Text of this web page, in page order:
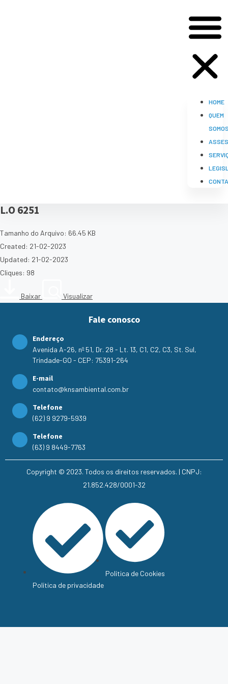
HOME
QUEM
L.O 6251
Tamanho do Arquivo: 66.45 KB
Created: 21-02-2023
Updated: 21-02-2023
Cliques: 98
Baixar Visualizar
Fale conosco
Endereço
Avenida A-26, nº 51, Dr. 28 - Lt. 13, C1, C2, C3, St. Sul,
Trindade-GO - CEP: 75391-264
E-mail
contato@knsambiental.com.br
Telefone
(62) 9 9279-5939
Telefone
(63) 9 8449-7763
Copyright © 2023. Todos os direitos reservados. | CNPJ:
21.852.428/0001-32
Política de privacidade
Política de Cookies